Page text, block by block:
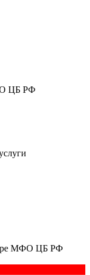
ЦБ РФ
МФО ЦБ РФ